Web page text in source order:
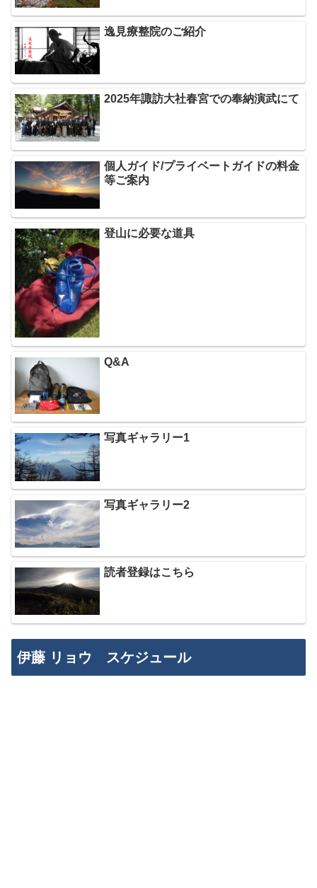
逸見療整院のご紹介
2025年諏訪大社春宮での奉納演武にて
個人ガイド/プライベートガイドの料金
等ご案内
登山に必要な道具
Q&A
写真ギャラリー1
写真ギャラリー2
読者登録はこちら
伊藤 リョウ スケジュール